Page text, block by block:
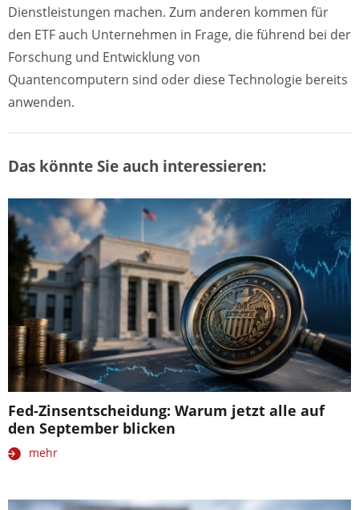
Dienstleistungen machen. Zum anderen kommen für
den ETF auch Unternehmen in Frage, die führend bei der
Forschung und Entwicklung von
Quantencomputern sind oder diese Technologie bereits
anwenden.
Das könnte Sie auch interessieren:
Fed-Zinsentscheidung: Warum jetzt alle auf
den September blicken
mehr